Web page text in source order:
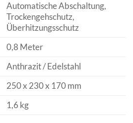
Automatische Abschaltung,
Trockengehschutz,
Überhitzungsschutz
0,8 Meter
Anthrazit / Edelstahl
250 x 230 x 170 mm
1,6 kg